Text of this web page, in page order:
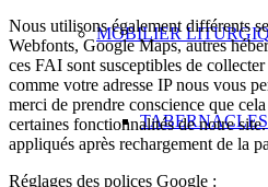
MOBILIER
TABERNACLES
Nous utilisons également différents
Webfonts, Google Maps, autres
ces FAI sont susceptibles de
comme votre adresse IP nous vous
merci de prendre conscience que
certaines fonctionnalités de notre
appliqués après rechargement de la
Réglages des polices Google :